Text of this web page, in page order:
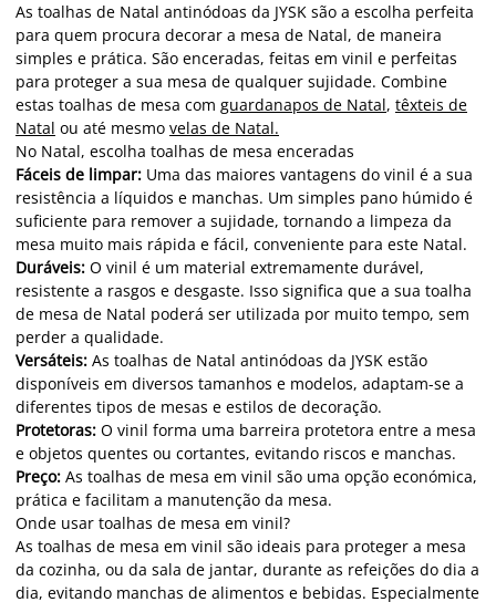
As toalhas de Natal antinódoas da JYSK são a escolha perfeita
para quem procura decorar a mesa de Natal, de maneira
simples e prática. São enceradas, feitas em vinil e perfeitas
para proteger a sua mesa de qualquer sujidade. Combine
estas toalhas de mesa com guardanapos de Natal, têxteis de
Natal ou até mesmo velas de Natal.
No Natal, escolha toalhas de mesa enceradas
Fáceis de limpar: Uma das maiores vantagens do vinil é a sua
resistência a líquidos e manchas. Um simples pano húmido é
suficiente para remover a sujidade, tornando a limpeza da
mesa muito mais rápida e fácil, conveniente para este Natal.
Duráveis: O vinil é um material extremamente durável,
resistente a rasgos e desgaste. Isso significa que a sua toalha
de mesa de Natal poderá ser utilizada por muito tempo, sem
perder a qualidade.
Versáteis: As toalhas de Natal antinódoas da JYSK estão
disponíveis em diversos tamanhos e modelos, adaptam-se a
diferentes tipos de mesas e estilos de decoração.
Protetoras: O vinil forma uma barreira protetora entre a mesa
e objetos quentes ou cortantes, evitando riscos e manchas.
Preço: As toalhas de mesa em vinil são uma opção económica,
prática e facilitam a manutenção da mesa.
Onde usar toalhas de mesa em vinil?
As toalhas de mesa em vinil são ideais para proteger a mesa
da cozinha, ou da sala de jantar, durante as refeições do dia a
dia, evitando manchas de alimentos e bebidas. Especialmente